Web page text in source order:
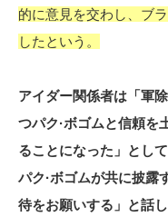
的に意見を交わし、ブ
したという。
アイダー関係者は「軍
つパク·ボゴムと信頼を
ることになった」とし
パク·ボゴムが共に披露
待をお願いする」と話し